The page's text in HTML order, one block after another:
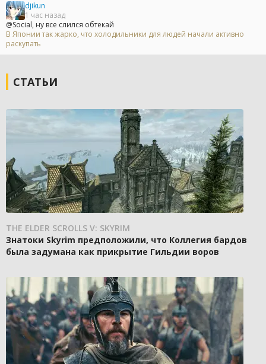
djikun
1 час назад
@Social, ну все слился обтекай
В Японии так жарко, что холодильники для людей начали активно
раскупать
СТАТЬИ
THE ELDER SCROLLS V: SKYRIM
Знатоки Skyrim предположили, что Коллегия бардов
была задумана как прикрытие Гильдии воров